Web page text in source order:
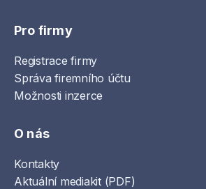
Pro firmy
Registrace firmy
Správa firemního účtu
Možnosti inzerce
O nás
Kontakty
Aktuální mediakit (PDF)